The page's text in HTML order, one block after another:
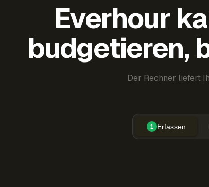
Everhour
budgetieren,
Der Rechner liefert
1 Erfassen